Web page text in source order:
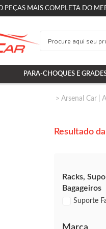
PEÇAS MAIS COMPLETA DO
PARA-CHOQUES E
Arsenal Car
Resultado
Racks,
Bagageiros
Suporte